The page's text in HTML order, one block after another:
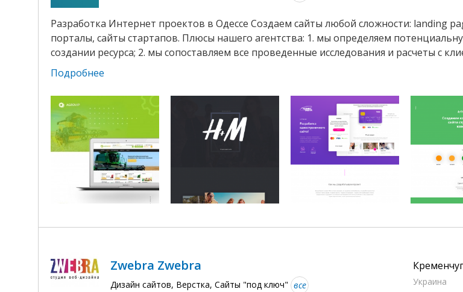
Разработка Интернет проектов в Одессе Создаем сайты любой сложности: landing
порталы, сайты стартапов. Плюсы нашего агентства: 1. мы определяем
создании ресурса; 2. мы сопоставляем все проведенные исследования и расчеты с
Подробнее
Zwebra Zwebra
Дизайн сайтов, Верстка, Сайты "под ключ" все
Кременчуг
Украина